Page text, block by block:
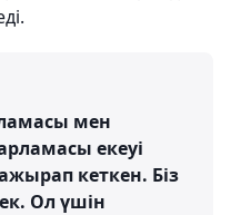
мен
екеуі
кеткен. Біз
Ол үшін